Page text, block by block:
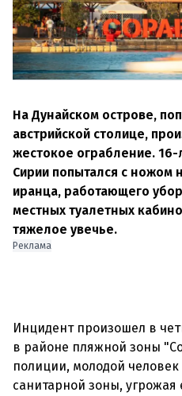
На Дунайском острове,
австрийской столице,
жестокое ограбление. 16-
Сирии попытался с ножом
иранца, работающего
местных туалетных
тяжелое увечье.
Реклама
Инцидент произошел в
в районе пляжной зоны "
полиции, молодой
санитарной зоны,